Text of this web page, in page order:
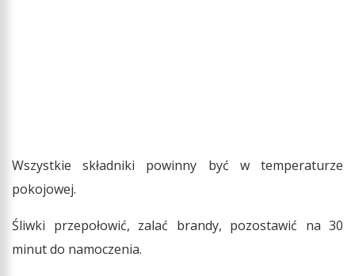
Wszystkie składniki powinny być w temperaturze
pokojowej.
Śliwki przepołowić, zalać brandy, pozostawić na 30
minut do namoczenia.